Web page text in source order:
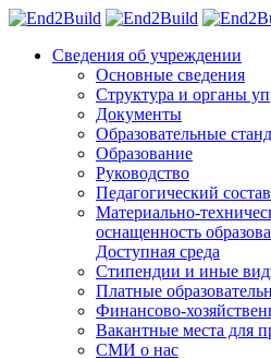
Сведения об учреждении
Основные сведения
Структура и органы
Документы
Образовательные
Образование
Руководство
Педагогический состав
Материально-
оснащенность
Доступная среда
Стипендии и иные
Платные
Финансово-
Вакантные места для
СМИ о нас